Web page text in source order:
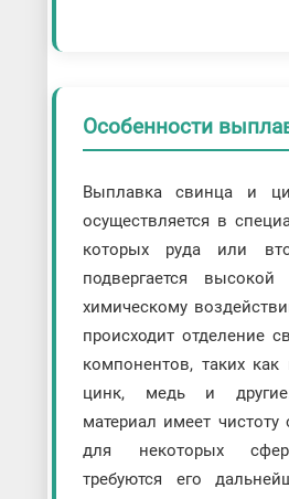
Особенности
Выплавка свинца и
осуществляется в
которых руда или
подвергается высокой
химическому
происходит отделение
компонентов, таких как
цинк, медь и
материал имеет чистоту
для некоторых
требуются его